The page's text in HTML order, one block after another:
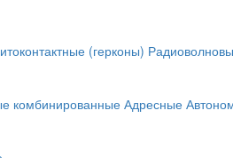
(герконы)
комбинированные Адресные